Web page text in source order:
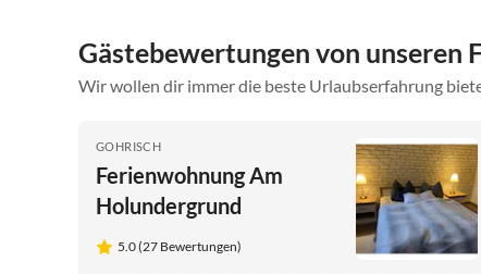
Gästebewertungen von unseren
Wir wollen dir immer die beste Urlaubserfahrung
GOHRISCH
Ferienwohnung Am
Holundergrund
5.0 (27 Bewertungen)